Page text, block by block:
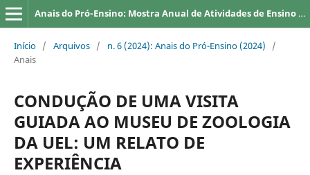
Anais do Pró-Ensino: Mostra Anual de Atividades de Ensino da UEL
Início / Arquivos / n. 6 (2024): Anais do Pró-Ensino (2024)
/
Anais
CONDUÇÃO DE UMA VISITA
GUIADA AO MUSEU DE ZOOLOGIA
DA UEL: UM RELATO DE
EXPERIÊNCIA